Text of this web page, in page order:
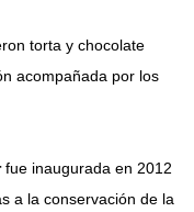
torta y chocolate
acompañada por los
fue inaugurada en 2012
a la conservación de la